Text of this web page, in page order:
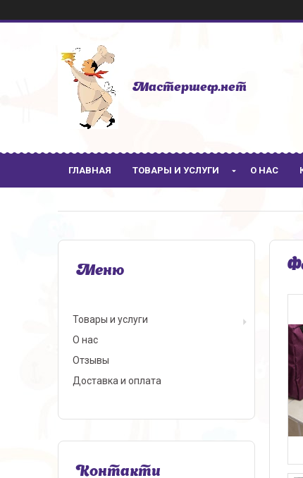
Мастершеф.нет
ГЛАВНАЯ ТОВАРЫ И УСЛУГИ О НАС
Товары и услуги
О нас
Отзывы
Доставка и оплата
Контакти